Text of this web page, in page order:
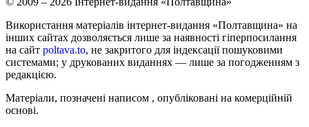
Використання матеріалів інтернет-видання «Полтавщина» на
інших сайтах дозволяється лише за наявності гіперпосилання
на сайт poltava.to, не закритого для індексації пошуковими
системами; у друкованих виданнях — лише за погодженням з
редакцією.
Матеріали, позначені написом , опубліковані на комерційній
основі.